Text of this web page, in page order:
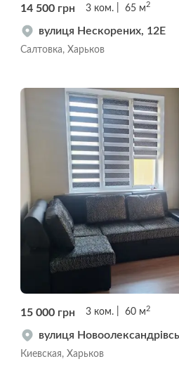
14 500 грн 3 ком. 65 м2
вулиця Нескорених, 12Е
Салтовка, Харьков
15 000 грн 3 ком. 60 м 2
вулиця
Киевская, Харьков